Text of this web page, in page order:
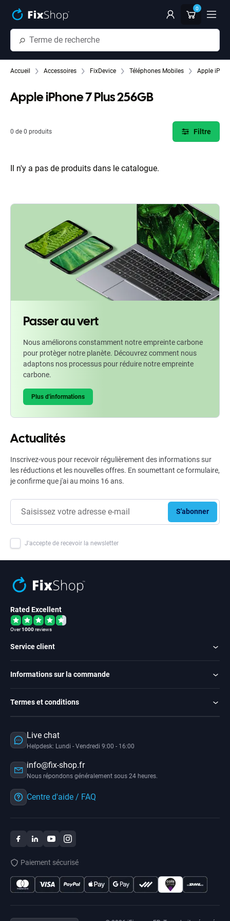
0
Accueil Accessoires FixDevice Téléphones Mobiles Apple
Apple iPhone 7 Plus 256GB
0 de 0 produits Filtre
Il n'y a pas de produits dans le catalogue.
Passer au vert
Nous améliorons constamment notre empreinte carbone
pour protèger notre planète. Découvrez comment nous
adaptons nos processus pour réduire notre empreinte
carbone.
Plus d'informations
Actualités
Inscrivez-vous pour recevoir régulièrement des informations sur
les réductions et les nouvelles offres. En soumettant ce formulaire,
je confirme que j'ai au moins 16 ans.
S'abonner
J'accepte de recevoir la newsletter
Rated Excellent
Over1000reviews
Service client
Informations sur la commande
Termes et conditions
Live chat
Helpdesk: Lundi - Vendredi 9:00 - 16:00
info@fix-shop.fr
Nous répondons généralement sous 24 heures.
Centre d'aide / FAQ
Paiement sécurisé